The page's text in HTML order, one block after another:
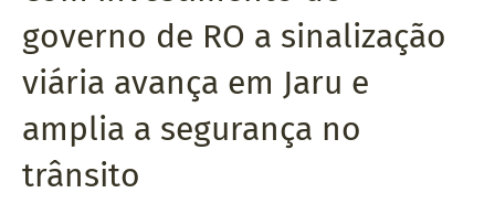
governo de RO a sinalização
viária avança em Jaru e
amplia a segurança no
trânsito